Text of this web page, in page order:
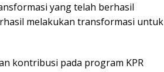
yang telah berhasil
melakukan transformasi untuk
kontribusi pada program KPR